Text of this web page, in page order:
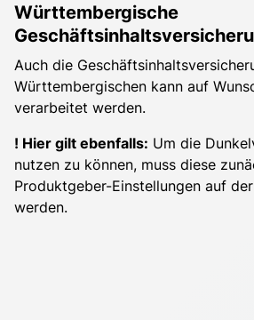
Württembergische
Auch die
Württembergischen kann auf
verarbeitet werden.
! Hier gilt ebenfalls: Um die
nutzen zu können, muss diese
Produktgeber-Einstellungen auf
werden.